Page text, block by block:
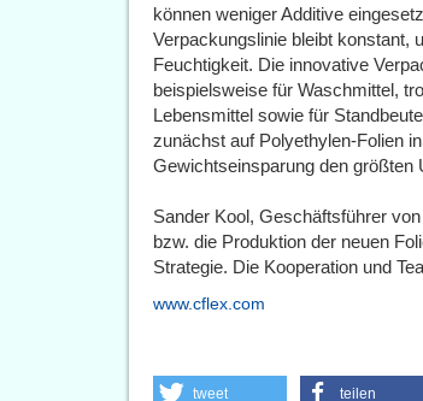
können weniger Additive
Verpackungslinie bleibt konstant,
Feuchtigkeit. Die innovative
beispielsweise für Waschmittel,
Lebensmittel sowie für
zunächst auf Polyethylen-Folien
Gewichtseinsparung den größten
Sander Kool, Geschäftsführer
bzw. die Produktion der neuen
Strategie. Die Kooperation und
www.cflex.com
tweet teilen